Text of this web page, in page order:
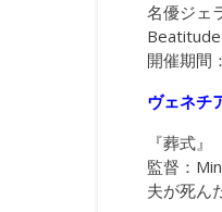
名優ジェ
開催期間
ヴェネチ
『葬式
監督：
夫が死ん